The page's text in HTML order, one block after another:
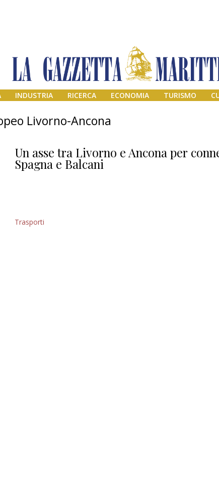
INDUSTRIA RICERCA ECONOMIA TURISMO
Livorno-Ancona
Un asse tra Livorno e Ancona per
Spagna e Balcani
Trasporti